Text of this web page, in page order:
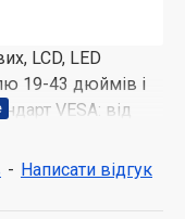
LCD, LED
19-43 дюймів і
VESA: від
- Написати відгук